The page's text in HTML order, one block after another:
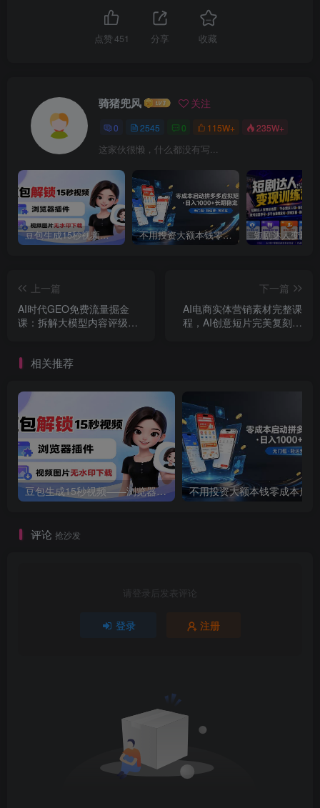
点赞451 分享 收藏
骑猪兜风 关注
0 2545 0 115W+ 235W+
这家伙很懒，什么都没有写...
豆包生成15秒视频——浏览器插件：豆包/Dola 视频图片无水印下载 + 解锁15秒视频生成 不用投资大额本钱零成本启动，做拼多多虚拟矩阵，长期稳定！轻松维持日入 1000
上一篇
AI时代GEO免费流量掘金
课：拆解大模型内容评级标
下一篇
AI电商实体营销素材完整课
程，AI创意短片完美复刻实
相关推荐
豆包生成15秒视频——浏览器插件：豆包/Dola 视频图片无水印下载 + 解锁15秒视频生成
评论 抢沙发
请登录后发表评论
登录 注册